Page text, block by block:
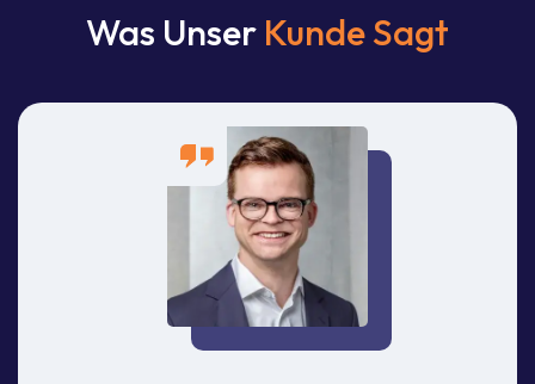
Was Unser Kunde Sagt